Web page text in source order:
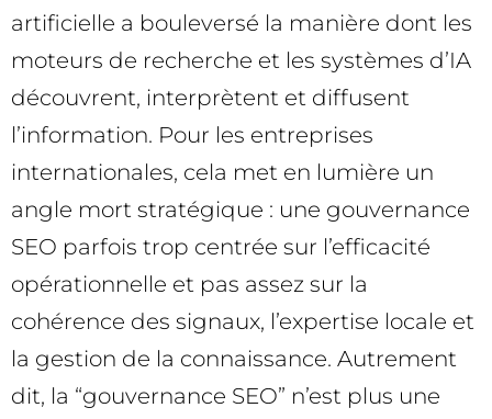
artificielle a bouleversé la manière dont les
moteurs de recherche et les systèmes d’IA
découvrent, interprètent et diffusent
l’information. Pour les entreprises
internationales, cela met en lumière un
angle mort stratégique : une gouvernance
SEO parfois trop centrée sur l’efficacité
opérationnelle et pas assez sur la
cohérence des signaux, l’expertise locale et
la gestion de la connaissance. Autrement
dit, la “gouvernance SEO” n’est plus une